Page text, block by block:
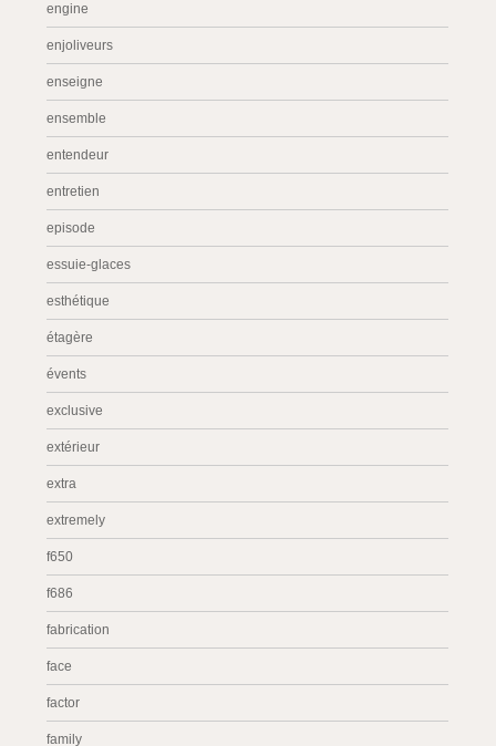
engine
enjoliveurs
enseigne
ensemble
entendeur
entretien
episode
essuie-glaces
esthétique
étagère
évents
exclusive
extérieur
extra
extremely
f650
f686
fabrication
face
factor
family